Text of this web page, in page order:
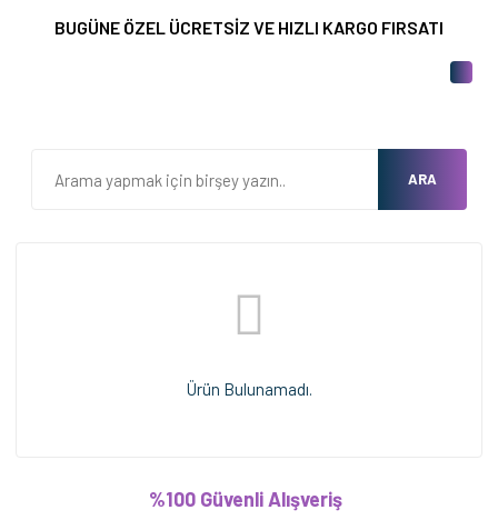
BUGÜNE ÖZEL ÜCRETSİZ VE HIZLI KARGO FIRSATI
ARA
Ürün Bulunamadı.
%100 Güvenli Alışveriş